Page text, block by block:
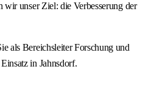
wir unser Ziel: die Verbesserung der
als Bereichsleiter Forschung und
in Jahnsdorf.